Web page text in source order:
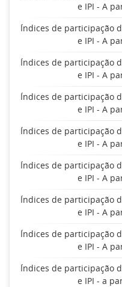
e IPI - A
Índices de participação
e IPI - A
Índices de participação
e IPI - A
Índices de participação
e IPI - A
Índices de participação
e IPI - A
Índices de participação
e IPI - A
Índices de participação
e IPI - A
Índices de participação
e IPI - A
Índices de participação
e IPI - a